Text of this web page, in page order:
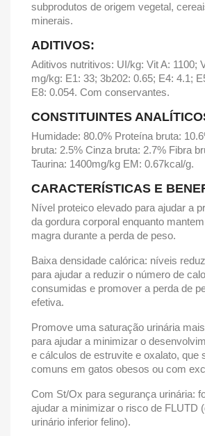
subprodutos de origem vegetal,
minerais.
ADITIVOS:
Aditivos nutritivos: UI/kg: Vit A: 1100;
mg/kg: E1: 33; 3b202: 0.65; E4: 4.1;
E8: 0.054. Com conservantes.
CONSTITUINTES
Humidade: 80.0% Proteína bruta:
bruta: 2.5% Cinza bruta: 2.7% Fibra
Taurina: 1400mg/kg EM: 0.67kcal/g.
CARACTERÍSTICAS E
Nível proteico elevado para ajudar a
da gordura corporal enquanto
magra durante a perda de peso.
Baixa densidade calórica: níveis
para ajudar a reduzir o número de
consumidas e promover a perda de
efetiva.
Promove uma saturação urinária
para ajudar a minimizar o
e cálculos de estruvite e oxalato, que
comuns em gatos obesos ou com
Com St/Ox para segurança urinária:
ajudar a minimizar o risco de FLUTD
urinário inferior felino).